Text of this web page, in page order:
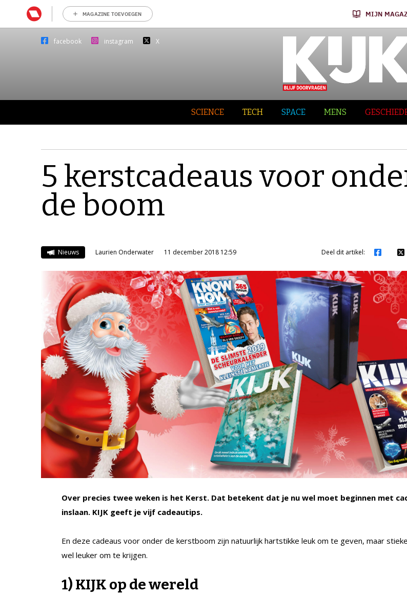
MAGAZINE TOEVOEGEN MIJN
facebook instagram X
SCIENCE TECH SPACE MENS
5 kerstcadeaus voor
de boom
Nieuws Laurien Onderwater 11 december 2018 12:59 Deel dit artikel:
Over precies twee weken is het Kerst. Dat betekent dat je nu wel moet beginnen met
inslaan. KIJK geeft je vijf cadeautips.
En deze cadeaus voor onder de kerstboom zijn natuurlijk hartstikke leuk om te geven, maar
wel leuker om te krijgen.
1) KIJK op de wereld